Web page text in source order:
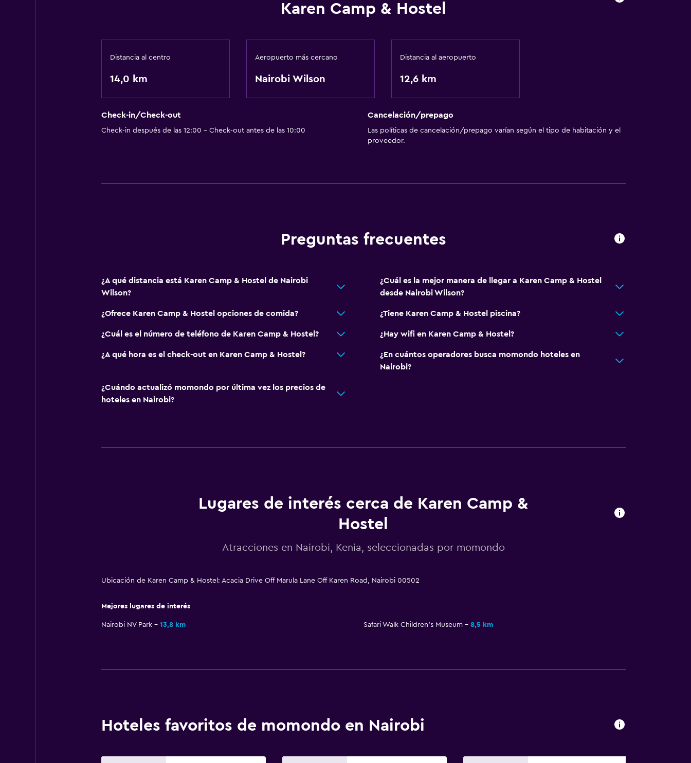
Karen Camp & Hostel
Distancia al centro
14,0 km
Aeropuerto más cercano
Nairobi Wilson
Distancia al aeropuerto
12,6 km
Check-in/Check-out
Check-in después de las 12:00 - Check-out antes de las 10:00
Cancelación/prepago
Las políticas de cancelación/prepago varían según el tipo de habitación y el
proveedor.
Preguntas frecuentes
¿A qué distancia está Karen Camp & Hostel de Nairobi
Wilson?
¿Cuál es la mejor manera de llegar a Karen Camp & Hostel
desde Nairobi Wilson?
¿Ofrece Karen Camp & Hostel opciones de comida? ¿Tiene Karen Camp & Hostel piscina?
¿Cuál es el número de teléfono de Karen Camp & Hostel? ¿Hay wifi en Karen Camp & Hostel?
¿A qué hora es el check-out en Karen Camp & Hostel?
¿En cuántos operadores busca momondo hoteles en
Nairobi?
¿Cuándo actualizó momondo por última vez los precios de
hoteles en Nairobi?
Lugares de interés cerca de Karen Camp &
Hostel
Atracciones en Nairobi, Kenia, seleccionadas por momondo
Ubicación de Karen Camp & Hostel: Acacia Drive Off Marula Lane Off Karen Road, Nairobi 00502
Mejores lugares de interés
Nairobi NV Park 13,8 km Safari Walk Children's Museum 8,5 km
Hoteles favoritos de momondo en Nairobi